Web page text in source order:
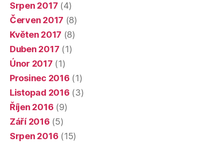
Srpen 2017 (4)
Červen 2017 (8)
Květen 2017 (8)
Duben 2017 (1)
Únor 2017 (1)
Prosinec 2016 (1)
Listopad 2016 (3)
Říjen 2016 (9)
Září 2016 (5)
Srpen 2016 (15)